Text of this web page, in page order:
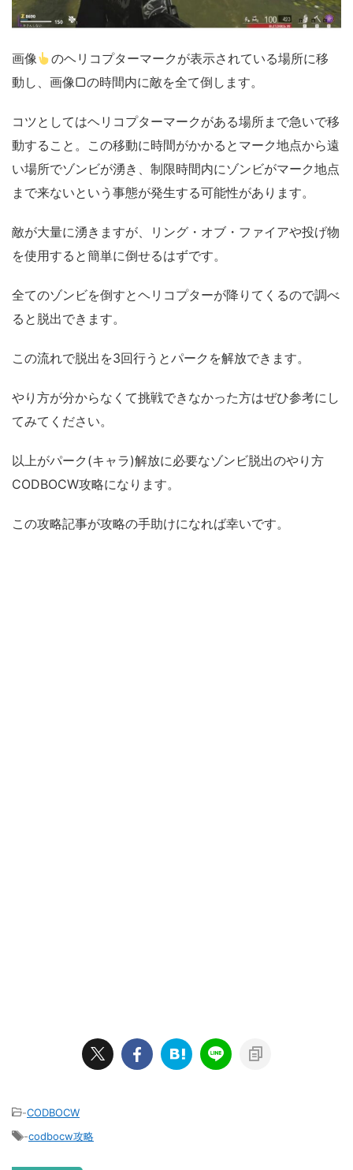
画像
のヘリコプターマークが表示されている場所に移
動し、画像▢の時間内に敵を全て倒します。
コツとしてはヘリコプターマークがある場所まで急いで移
動すること。この移動に時間がかかるとマーク地点から遠
い場所でゾンビが湧き、制限時間内にゾンビがマーク地点
まで来ないという事態が発生する可能性があります。
敵が大量に湧きますが、リング・オブ・ファイアや投げ物
を使用すると簡単に倒せるはずです。
全てのゾンビを倒すとヘリコプターが降りてくるので調べ
ると脱出できます。
この流れで脱出を3回行うとパークを解放できます。
やり方が分からなくて挑戦できなかった方はぜひ参考にし
てみてください。
以上がパーク(キャラ)解放に必要なゾンビ脱出のやり方
CODBOCW攻略になります。
この攻略記事が攻略の手助けになれば幸いです。
-CODBOCW
-codbocw攻略